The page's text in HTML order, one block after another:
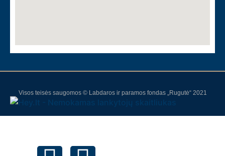
Visos teisės saugomos © Labdaros ir paramos fondas „Rugutė“ 2021